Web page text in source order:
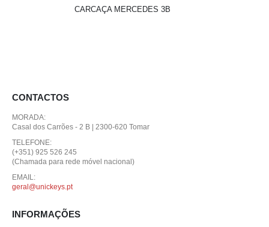
CARCAÇA MERCEDES 3B
CONTACTOS
MORADA:
Casal dos Carrões - 2 B | 2300-620 Tomar
TELEFONE:
(+351) 925 526 245
(Chamada para rede móvel nacional)
EMAIL:
geral@unickeys.pt
INFORMAÇÕES